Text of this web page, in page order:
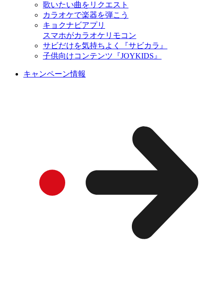
歌いたい曲をリクエスト
カラオケで楽器を弾こう
キョクナビアプリ
スマホがカラオケリモコン
サビだけを気持ちよく『サビカラ』
子供向けコンテンツ『JOYKIDS』
キャンペーン情報